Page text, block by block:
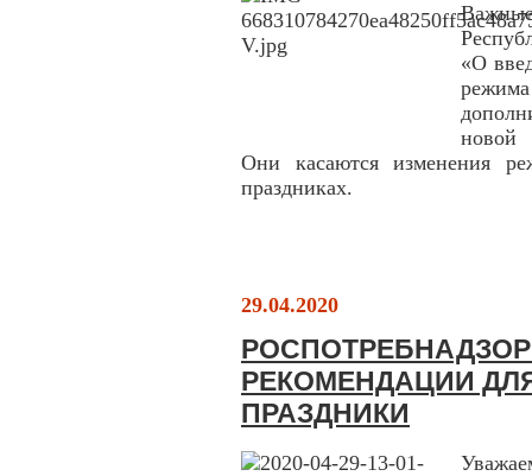
«О
новой
Они касаются изменения
праздниках.
29.04.2020
РЕКОМЕНДАЦИИ
ПРАЗДНИКИ